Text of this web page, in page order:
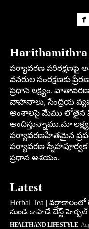
Harithamithra
పర్యావరణ పరిరక్షణపై
వనరుల సంరక్షణకు
ప్రధాన లక్ష్యం. వాతావరణ
వాహనాలు, సేంద్రియ
అంశాలపై మేము లోతైన
అందిస్తున్నాము.మా
పర్యావరణహితమైన
పర్యావరణ
ప్రధాన ఆశయం.
Latest
Herbal Tea | వర్షాకాలంలో
నుండి కాపాడే బెస్ట్ హెర్బల్
HEALTH AND LIFESTYLE